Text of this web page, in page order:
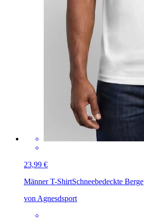
23,99 €
Männer T-ShirtSchneebedeckte Berge
von Agnesdsport